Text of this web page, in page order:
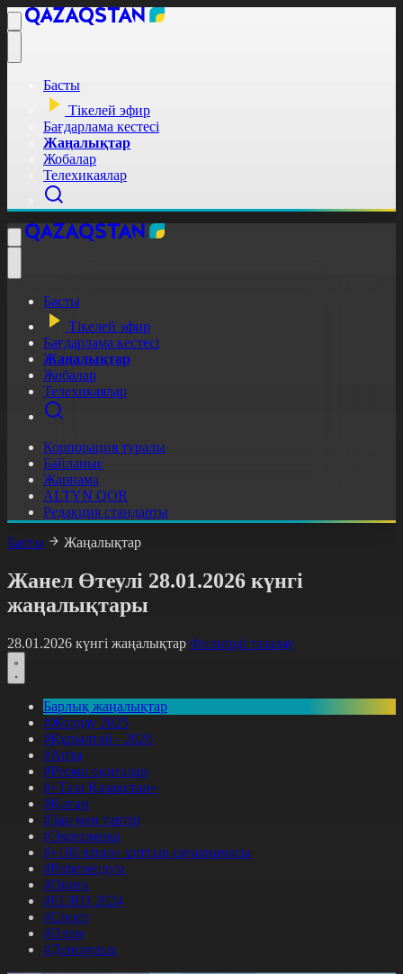
Басты
Тікелей эфир
Бағдарлама кестесі
Жаңалықтар
Жобалар
Телехикаялар
Басты
Тікелей эфир
Бағдарлама кестесі
Жаңалықтар
Жобалар
Телехикаялар
Корпорация туралы
Байланыс
Жарнама
ALTYN QOR
Редакция стандарты
Басты
Жаңалықтар
Жанел Өтеулі 28.01.2026 күнгі
жаңалықтары
28.01.2026 күнгі жаңалықтар Фильтрді тазалау
Барлық жаңалықтар
#Жолдау 2025
#Құрылтай - 2026
#Апта
#Ресми оқиғалар
#«Таза Қазақстан»
#Қоғам
#Заң мен тәртіп
#Экономика
#«100 кітап» ұлттық сауалнамасы
#Референдум
#Оқиға
#EURO 2024
#Спорт
#Әлем
#Денсаулық